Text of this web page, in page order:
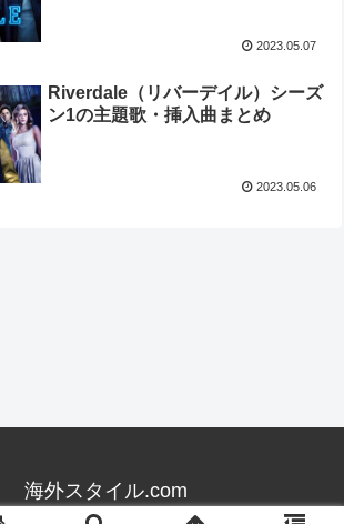
2023.05.07
Riverdale（リバーデイル）シーズ
ン1の主題歌・挿入曲まとめ
2023.05.06
海外スタイル.com